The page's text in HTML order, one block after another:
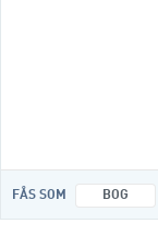
FÅS SOM BOG